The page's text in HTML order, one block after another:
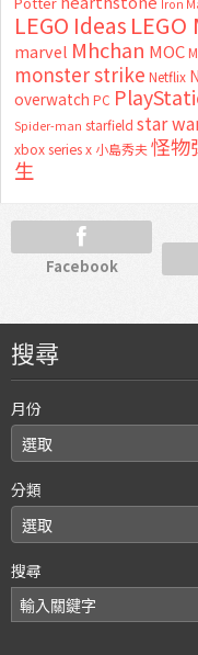
Iron
LEGO Ideas LEGO
marvel Mhchan MOC
monster strike Netflix
overwatch PC
Spider-man starfield star
xbox series x 小島秀夫怪物
生
Facebook
搜尋
月份
分類
搜尋